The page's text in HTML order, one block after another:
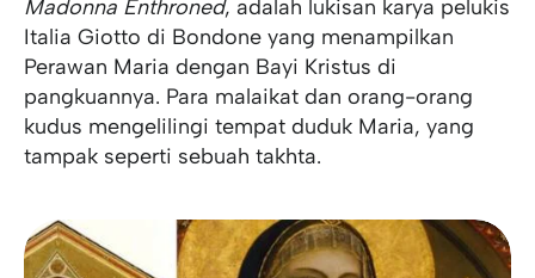
Madonna Enthroned, adalah lukisan karya pelukis
Italia Giotto di Bondone yang menampilkan
Perawan Maria dengan Bayi Kristus di
pangkuannya. Para malaikat dan orang-orang
kudus mengelilingi tempat duduk Maria, yang
tampak seperti sebuah takhta.